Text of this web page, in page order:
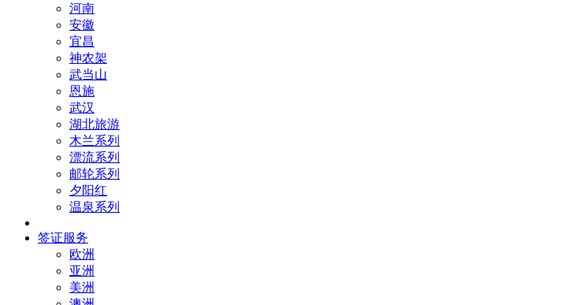
河南
安徽
宜昌
神农架
武当山
恩施
武汉
湖北旅游
木兰系列
漂流系列
邮轮系列
夕阳红
温泉系列
签证服务
欧洲
亚洲
美洲